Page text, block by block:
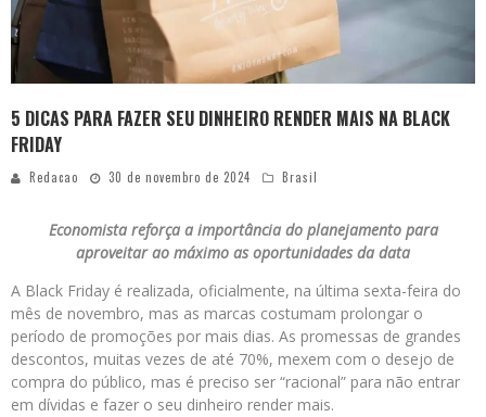
5 DICAS PARA FAZER SEU DINHEIRO RENDER MAIS NA BLACK
FRIDAY
Redacao 30 de novembro de 2024 Brasil
Economista reforça a importância do planejamento para
aproveitar ao máximo as oportunidades da data
A Black Friday é realizada, oficialmente, na última sexta-feira do
mês de novembro, mas as marcas costumam prolongar o
período de promoções por mais dias. As promessas de grandes
descontos, muitas vezes de até 70%, mexem com o desejo de
compra do público, mas é preciso ser “racional” para não entrar
em dívidas e fazer o seu dinheiro render mais.